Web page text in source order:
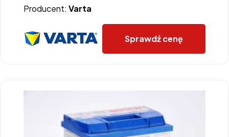
Producent: Varta
Sprawdź cenę